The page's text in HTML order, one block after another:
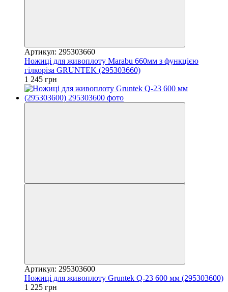
Артикул: 295303660
Ножиці для живоплоту Marabu 660мм з функцією
гілкоріза GRUNTEK (295303660)
1 245 грн
Артикул: 295303600
Ножиці для живоплоту Gruntek Q-23 600 мм (295303600)
1 225 грн